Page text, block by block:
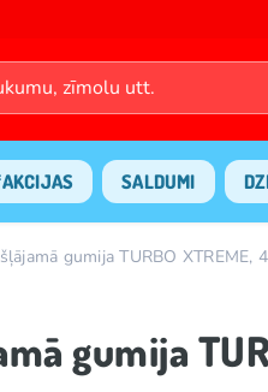
SALDUMI
gumija TURBO XTREME,
gumija